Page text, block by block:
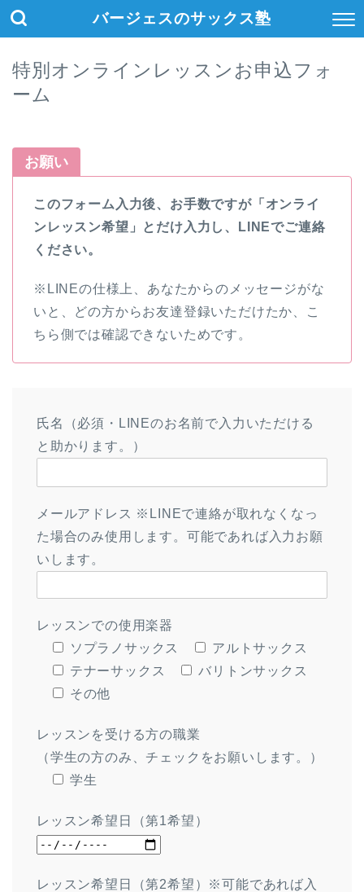
バージェスのサックス塾
特別オンラインレッスンお申込フォ
ーム
お願い
このフォーム入力後、お手数ですが「オンライ
ンレッスン希望」とだけ入力し、LINEでご連絡
ください。
※LINEの仕様上、あなたからのメッセージがな
いと、どの方からお友達登録いただけたか、こ
ちら側では確認できないためです。
氏名（必須・LINEのお名前で入力いただける
と助かります。）
メールアドレス ※LINEで連絡が取れなくなっ
た場合のみ使用します。可能であれば入力お願
いします。
レッスンでの使用楽器
ソプラノサックス
アルトサックス
テナーサックス
バリトンサックス
その他
レッスンを受ける方の職業
（学生の方のみ、チェックをお願いします。）
学生
レッスン希望日（第1希望）
レッスン希望日（第2希望）※可能であれば入